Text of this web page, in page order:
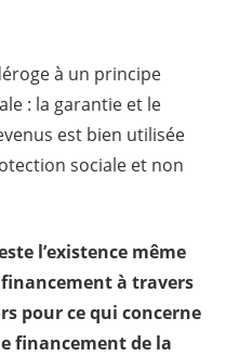
à un principe
: la garantie et le
est bien utilisée
sociale et non
l’existence même
financement à travers
pour ce qui concerne
financement de la